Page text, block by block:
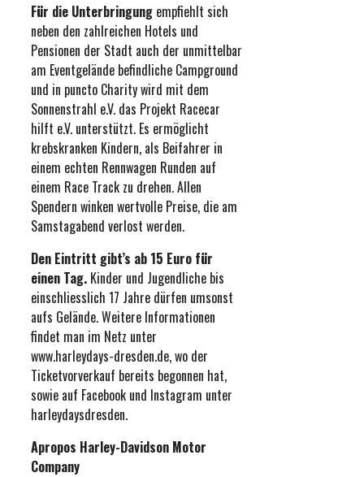
Für die Unterbringung empfiehlt sich
neben den zahlreichen Hotels und
Pensionen der Stadt auch der unmittelbar
am Eventgelände befindliche Campground
und in puncto Charity wird mit dem
Sonnenstrahl e.V. das Projekt Racecar
hilft e.V. unterstützt. Es ermöglicht
krebskranken Kindern, als Beifahrer in
einem echten Rennwagen Runden auf
einem Race Track zu drehen. Allen
Spendern winken wertvolle Preise, die am
Samstagabend verlost werden.
Den Eintritt gibt’s ab 15 Euro für
einen Tag. Kinder und Jugendliche bis
einschliesslich 17 Jahre dürfen umsonst
aufs Gelände. Weitere Informationen
findet man im Netz unter
www.harleydays-dresden.de, wo der
Ticketvorverkauf bereits begonnen hat,
sowie auf Facebook und Instagram unter
harleydaysdresden.
Apropos Harley-Davidson Motor
Company